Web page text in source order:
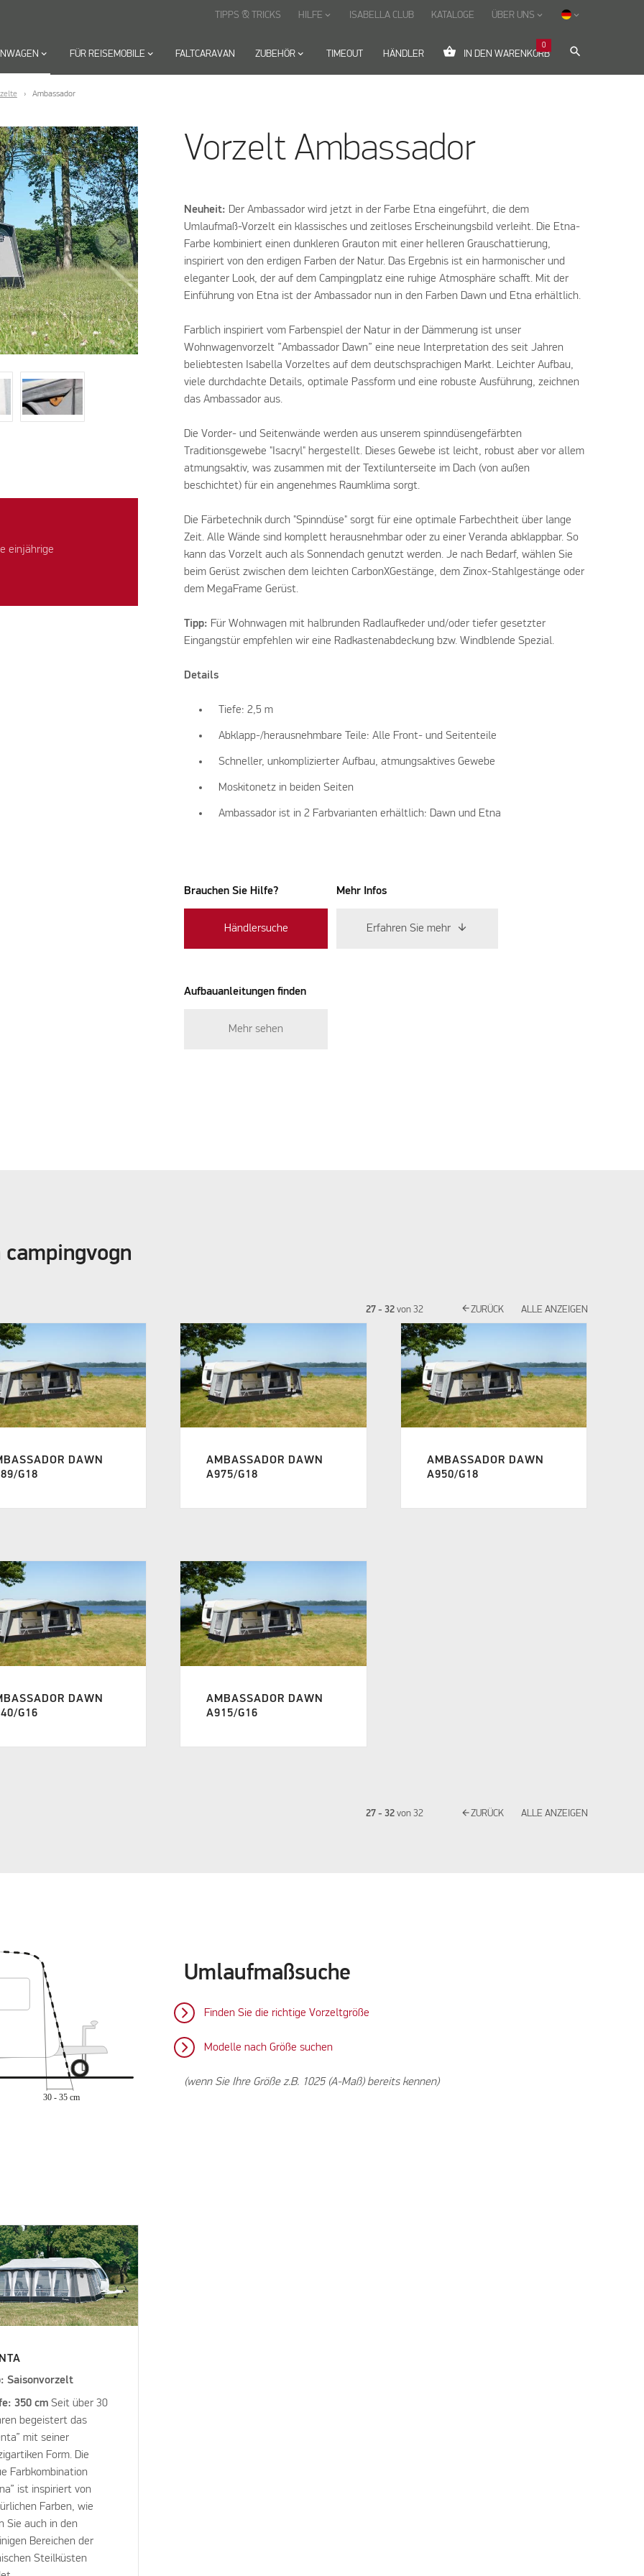
keyboard_arrow_down FÜR REISEMOBILE keyboard_arrow_down FALTCARAVAN ZUBEHÖR keyboard_arrow_down TIMEOUT HÄNDLER shopping_basket IN DEN WARENKORB
0
search
TIPPS & TRICKS HILFE keyboard_arrow_down ISABELLA CLUB KATALOGE ÜBER UNS keyboard_arrow_down keyboard_arrow_down
Ambassador
einjährige
Vorzelt Ambassador
Neuheit: Der Ambassador wird jetzt in der Farbe Etna eingeführt, die dem
Umlaufmaß-Vorzelt ein klassisches und zeitloses Erscheinungsbild verleiht. Die Etna-
Farbe kombiniert einen dunkleren Grauton mit einer helleren Grauschattierung,
inspiriert von den erdigen Farben der Natur. Das Ergebnis ist ein harmonischer und
eleganter Look, der auf dem Campingplatz eine ruhige Atmosphäre schafft. Mit der
Einführung von Etna ist der Ambassador nun in den Farben Dawn und Etna erhältlich.
Farblich inspiriert vom Farbenspiel der Natur in der Dämmerung ist unser
Wohnwagenvorzelt ”Ambassador Dawn” eine neue Interpretation des seit Jahren
beliebtesten Isabella Vorzeltes auf dem deutschsprachigen Markt. Leichter Aufbau,
viele durchdachte Details, optimale Passform und eine robuste Ausführung, zeichnen
das Ambassador aus.
Die Vorder- und Seitenwände werden aus unserem spinndüsengefärbten
Traditionsgewebe "Isacryl" hergestellt. Dieses Gewebe ist leicht, robust aber vor allem
atmungsaktiv, was zusammen mit der Textilunterseite im Dach (von außen
beschichtet) für ein angenehmes Raumklima sorgt.
Die Färbetechnik durch "Spinndüse" sorgt für eine optimale Farbechtheit über lange
Zeit. Alle Wände sind komplett herausnehmbar oder zu einer Veranda abklappbar. So
kann das Vorzelt auch als Sonnendach genutzt werden. Je nach Bedarf, wählen Sie
beim Gerüst zwischen dem leichten CarbonXGestänge, dem Zinox-Stahlgestänge oder
dem MegaFrame Gerüst.
Tipp: Für Wohnwagen mit halbrunden Radlaufkeder und/oder tiefer gesetzter
Eingangstür empfehlen wir eine Radkastenabdeckung bzw. Windblende Spezial.
Details
Tiefe: 2,5 m
Abklapp-/herausnehmbare Teile: Alle Front- und Seitenteile
Schneller, unkomplizierter Aufbau, atmungsaktives Gewebe
Moskitonetz in beiden Seiten
Ambassador ist in 2 Farbvarianten erhältlich: Dawn und Etna
Brauchen Sie Hilfe?
Händlersuche
Mehr Infos
Erfahren Sie mehr
Aufbauanleitungen finden
Mehr sehen
27 - 32von 32 arrow_backZURÜCK ALLE ANZEIGEN
DAWN
G18
AMBASSADOR DAWN
A975/G18
AMBASSADOR DAWN
A950/G18
DAWN
G16
AMBASSADOR DAWN
A915/G16
27 - 32von 32 arrow_backZURÜCK ALLE ANZEIGEN
Umlaufmaßsuche
Finden Sie die richtige Vorzeltgröße
Modelle nach Größe suchen
(wenn Sie Ihre Größe z.B. 1025 (A-Maß) bereits kennen)
Saisonvorzelt
350 cm Seit über 30
begeistert das
mit seiner
Form. Die
Farbkombination
ist inspiriert von
Farben, wie
Sie auch in den
Bereichen der
Steilküsten